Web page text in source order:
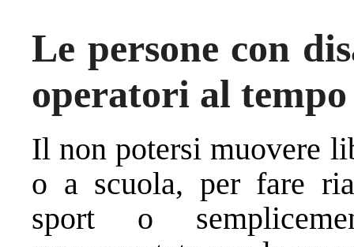
Le persone con
operatori al
Il non potersi muovere
o a scuola, per fare
sport o